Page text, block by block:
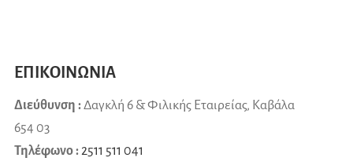
ΕΠΙΚΟΙΝΩΝΙΑ
Διεύθυνση :Δαγκλή 6 & Φιλικής Εταιρείας, Καβάλα
654 03
Τηλέφωνο :2511 511 041